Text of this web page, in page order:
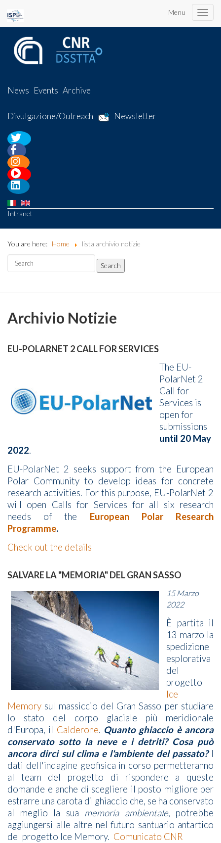
Menu
Toggle
News Events Archive
Divulgazione/Outreach Newsletter
Intranet
You are here: Home lista archivio notizie
Archivio Notizie
EU-POLARNET 2 CALL FOR SERVICES
The EU-
PolarNet 2
Call for
Services is
open for
submissions
until 20 May
2022.
EU-PolarNet 2 seeks support from the European
Polar Community to develop ideas for concrete
research activities. For this purpose, EU-PolarNet 2
will open Calls for Services for all six research
needs of the European Polar Research
Programme.
Check out the details
SALVARE LA "MEMORIA" DEL GRAN SASSO
15 Marzo
2022
È partita il
13 marzo la
spedizione
esplorativa
del
progetto
Ice
Memory sul massiccio del Gran Sasso per studiare
lo stato del corpo glaciale più meridionale
d'Europa, il Calderone. Quanto ghiaccio è ancora
conservato sotto la neve e i detriti? Cosa può
ancora dirci sul clima e l'ambiente del passato?I
dati dell'indagine geofisica in corso permetteranno
al team del progetto di rispondere a queste
domande e anche di scegliere il posto migliore per
estrarre una carota di ghiaccio che, se ha conservato
al meglio la sua memoria ambientale, potrebbe
aggiungersi alle altre nel futuro santuario antartico
del progetto Ice Memory. Comunicato CNR